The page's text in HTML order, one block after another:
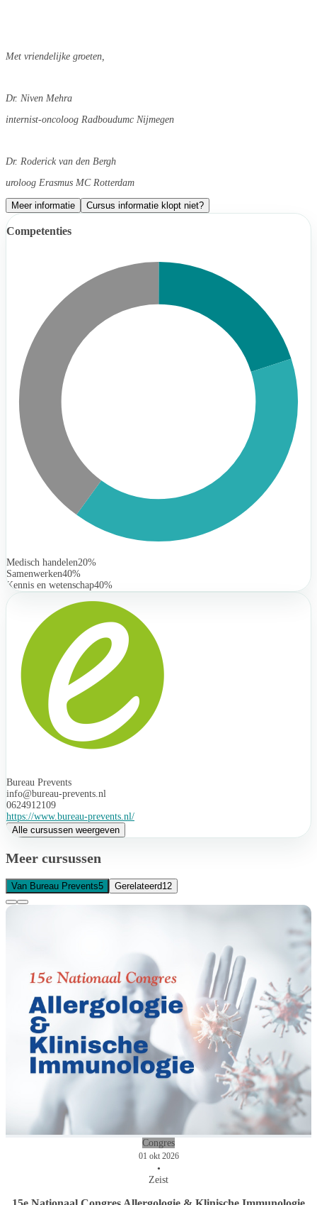
Met vriendelijke groeten,
Dr. Niven Mehra
internist-oncoloog Radboudumc Nijmegen
Dr. Roderick van den Bergh
uroloog Erasmus MC Rotterdam
Meer informatie Cursus informatie klopt niet?
Competenties
Medisch handelen20%
Samenwerken40%
Kennis en wetenschap40%
Bureau Prevents
info@bureau-prevents.nl
0624912109
https://www.bureau-prevents.nl/
Alle cursussen weergeven
Meer cursussen
Van Bureau Prevents5 Gerelateerd12
Congres
01 okt 2026
•
Zeist